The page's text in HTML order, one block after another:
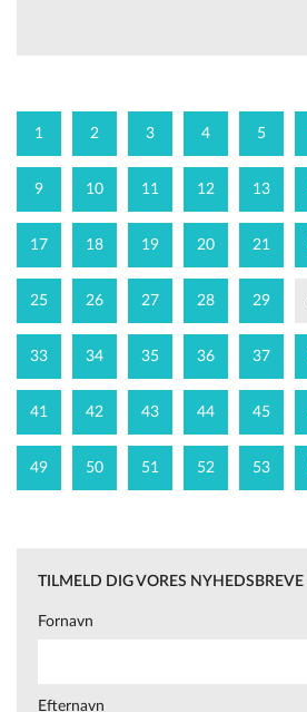
1 2 3 4 5
9 10 11 12 13
17 18 19 20 21
25 26 27 28 29
33 34 35 36 37
41 42 43 44 45
49 50 51 52 53
TILMELD DIG VORES NYHEDSBREVE
Fornavn
Efternavn